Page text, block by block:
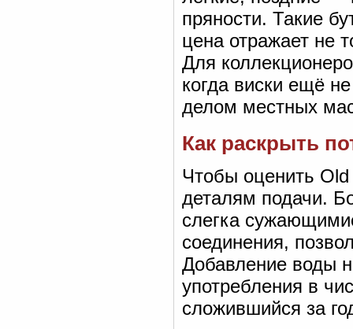
пряности. Такие
цена отражает не
Для
когда виски ещё
делом местных
Как раскрыть
Чтобы оценить
деталям подачи.
слегка
соединения,
Добавление воды
употребления в
сложившийся за